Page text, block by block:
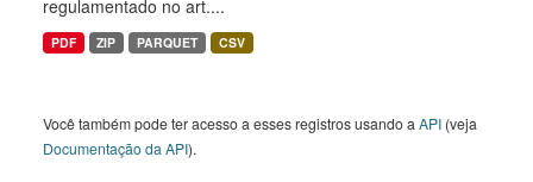
regulamentado no art....
PDF ZIP PARQUET CSV
Você também pode ter acesso a esses registros usando a API (veja
Documentação da API).